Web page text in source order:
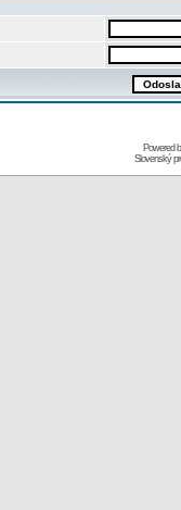
Powered
Slovenský